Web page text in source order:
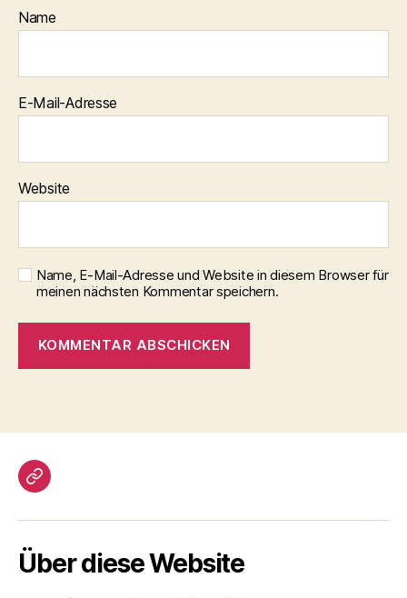
Name
E-Mail-Adresse
Website
Name, E-Mail-Adresse und Website in diesem Browser für
meinen nächsten Kommentar speichern.
Gästebuch
Über diese Website